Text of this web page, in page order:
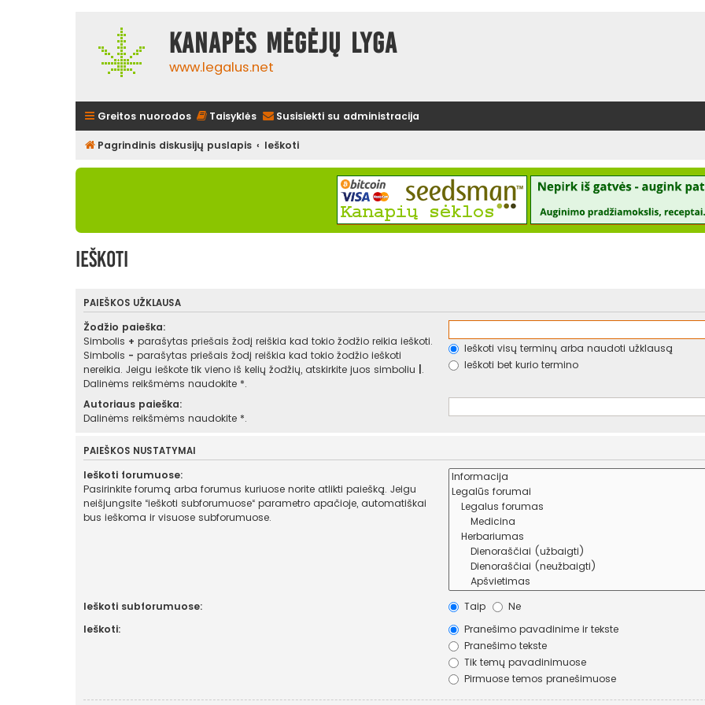
Kanapės mėgėjų lyga
www.legalus.net
Greitos nuorodos Taisyklės Susisiekti su administracija
Pagrindinis diskusijų puslapis Ieškoti
Ieškoti
PAIEŠKOS UŽKLAUSA
Žodžio paieška:
Simbolis + parašytas priešais žodį reiškia kad tokio žodžio reikia ieškoti.
Simbolis - parašytas priešais žodį reiškia kad tokio žodžio ieškoti
nereikia. Jeigu ieškote tik vieno iš kelių žodžių, atskirkite juos simboliu .
Dalinėms reikšmėms naudokite *.
Ieškoti visų terminų arba naudoti užklausą
Ieškoti bet kurio termino
Autoriaus paieška:
Dalinėms reikšmėms naudokite *.
PAIEŠKOS NUSTATYMAI
Ieškoti forumuose:
Pasirinkite forumą arba forumus kuriuose norite atlikti paiešką. Jeigu
neišjungsite “ieškoti subforumuose“ parametro apačioje, automatiškai
bus ieškoma ir visuose subforumuose.
Ieškoti subforumuose: Taip
Ne
Ieškoti:
Pranešimo pavadinime ir tekste
Pranešimo tekste
Tik temų pavadinimuose
Pirmuose temos pranešimuose